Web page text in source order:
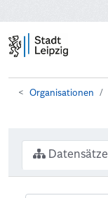
Organisationen
Datensätze